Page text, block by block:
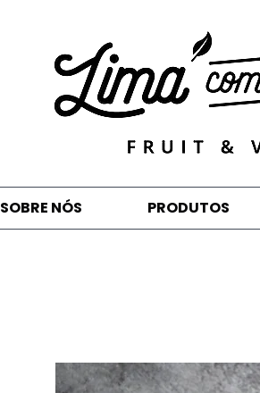
SOBRE NÓS PRODUTOS